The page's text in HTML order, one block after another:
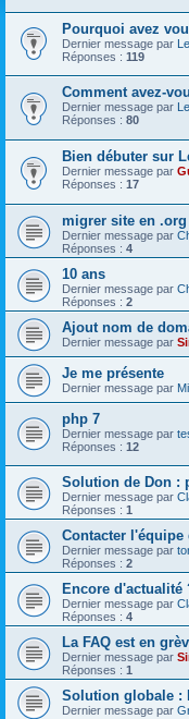
Pourquoi avez
Dernier message par
Réponses : 119
Comment avez-
Dernier message par
Réponses : 80
Bien débuter sur
Dernier message par
Réponses : 17
migrer site en .org
Dernier message par
Réponses : 4
10 ans
Dernier message par
Réponses : 2
Ajout nom de
Dernier message par
Je me présente
Dernier message par
php 7
Dernier message par
Réponses : 12
Solution de Don :
Dernier message par
Réponses : 1
Contacter l'équipe
Dernier message par
Réponses : 2
Encore d'actualité
Dernier message par
Réponses : 4
La FAQ est en
Dernier message par
Réponses : 1
Solution globale :
Dernier message par